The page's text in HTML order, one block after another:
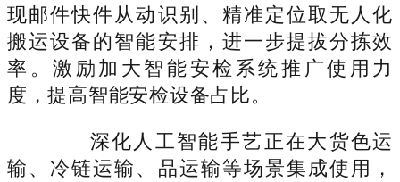
现邮件快件从动识别、精准定位取无人化
搬运设备的智能安排，进一步提拔分拣效
率。激励加大智能安检系统推广使用力
度，提高智能安检设备占比。
深化人工智能手艺正在大货色运
输、冷链运输、品运输等场景集成使用，